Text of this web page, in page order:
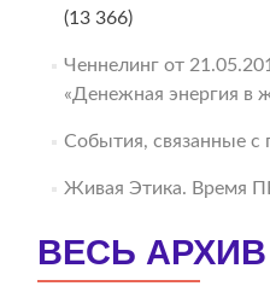
(13 366)
Ченнелинг от
«Денежная энергия в
События, связанные с
Живая Этика. Время
ВЕСЬ АРХИВ